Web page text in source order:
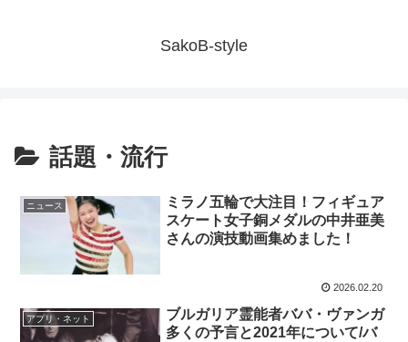
SakoB-style
話題・流行
ニュース
ミラノ五輪で大注目！フィギュア
スケート女子銅メダルの中井亜美
さんの演技動画集めました！
2026.02.20
アプリ・ネット
ブルガリア霊能者ババ・ヴァンガ
多くの予言と2021年について/バ